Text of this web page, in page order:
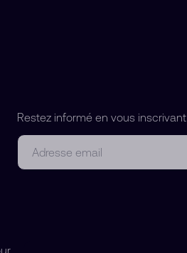
Restez informé en vous inscrivant